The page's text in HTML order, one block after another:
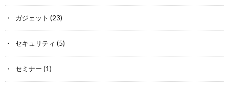
ガジェット (23)
セキュリティ (5)
セミナー (1)